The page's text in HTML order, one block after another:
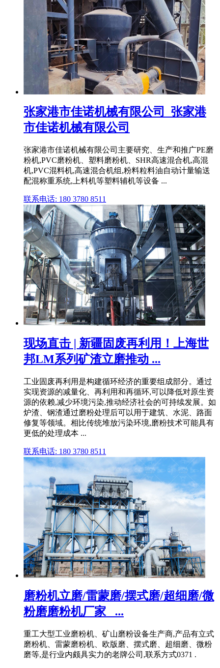
张家港市佳诺机械有限公司_张家港
市佳诺机械有限公司
张家港市佳诺机械有限公司主要研究、生产和推广PE磨
粉机,PVC磨粉机、塑料磨粉机、SHR高速混合机,高混
机,PVC混料机,高速混合机组,粉料粒料油自动计量输送
配混称重系统,上料机等塑料辅机等设备 ...
联系电话: 180 3780 8511
现场直击 | 新疆固废再利用！上海世
邦LM系列矿渣立磨推动 ...
工业固废再利用是构建循环经济的重要组成部分。通过
实现资源的减量化、再利用和再循环,可以降低对原生资
源的依赖,减少环境污染,推动经济社会的可持续发展。如
炉渣、钢渣通过磨粉处理后可以用于建筑、水泥、路面
修复等领域。相比传统堆放污染环境,磨粉技术可能具有
更低的处理成本 ...
联系电话: 180 3780 8511
磨粉机立磨/雷蒙磨/摆式磨/超细磨/微
粉磨磨粉机厂家_ ...
重工大型工业磨粉机、矿山磨粉设备生产商,产品有立式
磨粉机、雷蒙磨粉机、欧版磨、摆式磨、超细磨、微粉
磨等,是行业内颇具实力的老牌公司,联系方式0371 .